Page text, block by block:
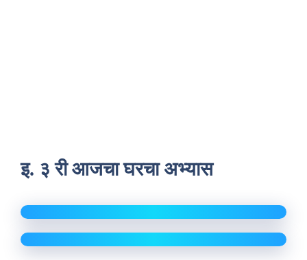
इ. ३ री आजचा घरचा अभ्यास